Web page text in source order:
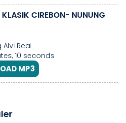
KLASIK CIREBON- NUNUNG
Alvi Real
10 seconds
MP3